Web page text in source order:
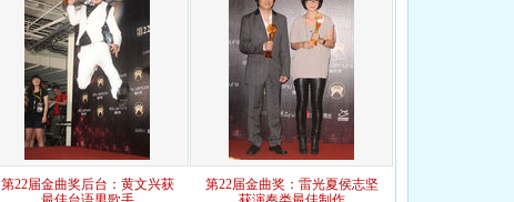
第22届金曲奖后台：黄文兴获
第22届金曲奖：雷光夏侯志坚